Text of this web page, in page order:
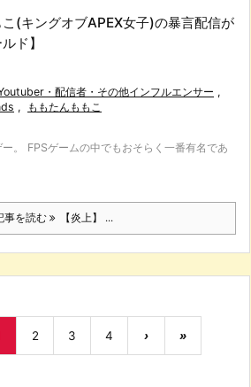
こ(キングオブAPEX女子)の暴言配信が
ド】
・配信者・その他インフルエンサー ,
, ももたんももこ
。 FPSゲームの中でもおそらく一番有名であ
事を読む 【炎上】 ...
2 3 4 › »